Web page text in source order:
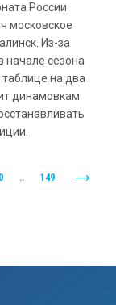
России
московское
Из-за
начале сезона
на два
динамовкам
.. 149